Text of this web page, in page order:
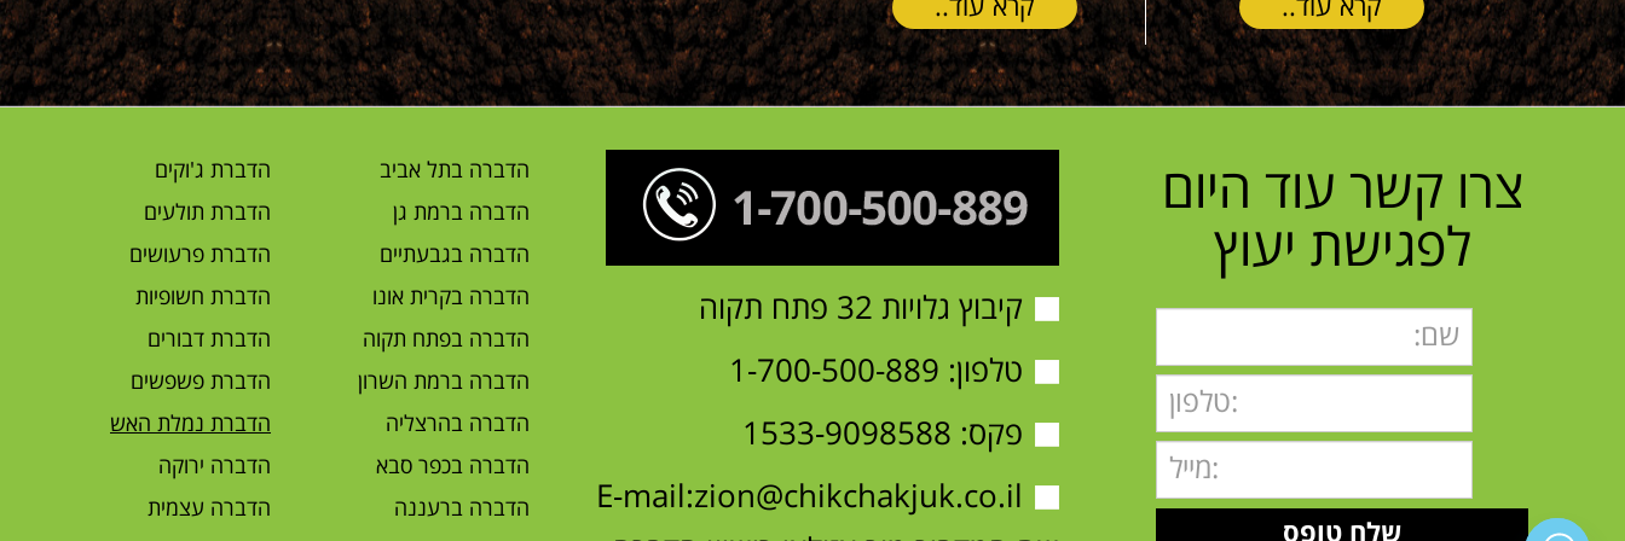
קרא עוד..
צרו קשר עוד היום
לפגישת יעוץ
קיבוץ גלויות 32 פתח תקוה
טלפון: 1-700-500-889
פקס: 1533-9098588
E-mail:zion@chikchakjuk.co.il
הדברה בתל אביב
הדברה ברמת גן
הדברה בגבעתיים
הדברה בקרית אונו
הדברה בפתח תקוה
הדברה ברמת השרון
הדברה בהרצליה
הדברה בכפר סבא
הדברה ברעננה
הדברת ג'וקים
הדברת תולעים
הדברת פרעושים
הדברת חשופיות
הדברת דבורים
הדברת פשפשים
הדברת נמלת האש
הדברה ירוקה
הדברה עצמית